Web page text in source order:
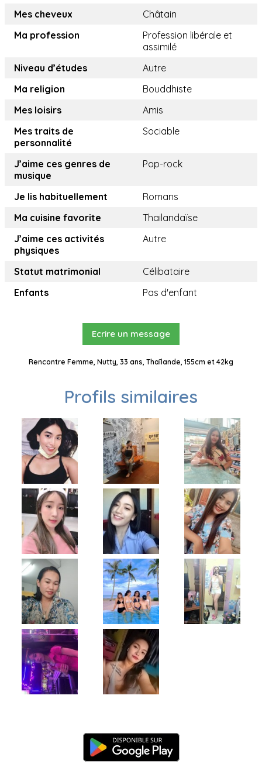
Mes cheveux
Châtain
Ma profession
Profession libérale et
assimilé
Niveau d’études
Autre
Ma religion
Bouddhiste
Mes loisirs
Amis
Mes traits de
personnalité
Sociable
J’aime ces genres de
musique
Pop-rock
Je lis habituellement
Romans
Ma cuisine favorite
Thailandaïse
J’aime ces activités
physiques
Autre
Statut matrimonial
Célibataire
Enfants
Pas d'enfant
Ecrire un message
Rencontre Femme, Nutty, 33 ans, Thaïlande, 155cm et 42kg
Profils similaires